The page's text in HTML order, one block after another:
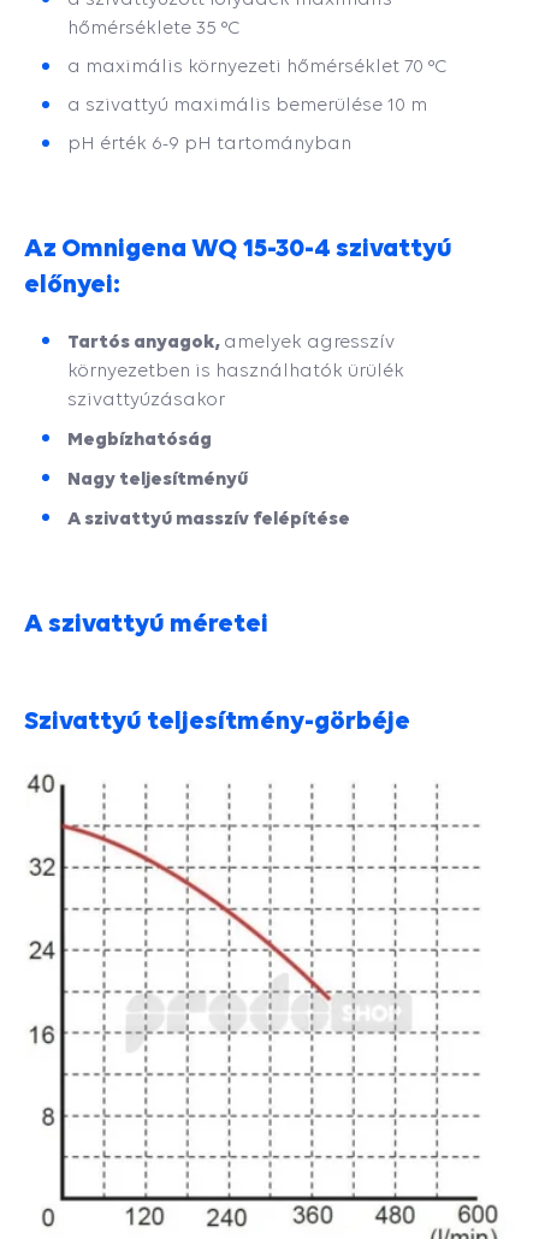
hőmérséklete 35 °C
a maximális környezeti hőmérséklet 70 °C
a szivattyú maximális bemerülése 10 m
pH érték 6-9 pH tartományban
Az Omnigena WQ 15-30-4 szivattyú
előnyei:
Tartós anyagok, amelyek agresszív
környezetben is használhatók ürülék
szivattyúzásakor
Megbízhatóság
Nagy teljesítményű
A szivattyú masszív felépítése
A szivattyú méretei
Szivattyú teljesítmény-görbéje